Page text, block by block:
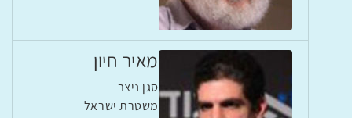
מאיר חיון
סגן ניצב
משטרת ישראל